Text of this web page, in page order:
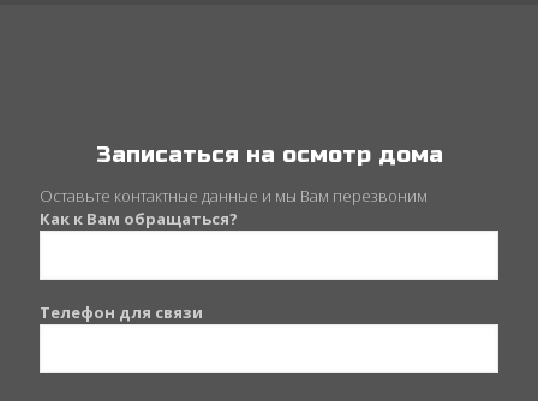
Записаться на осмотр дома
Оставьте контактные данные и мы Вам перезвоним
Как к Вам обращаться?
Телефон для связи